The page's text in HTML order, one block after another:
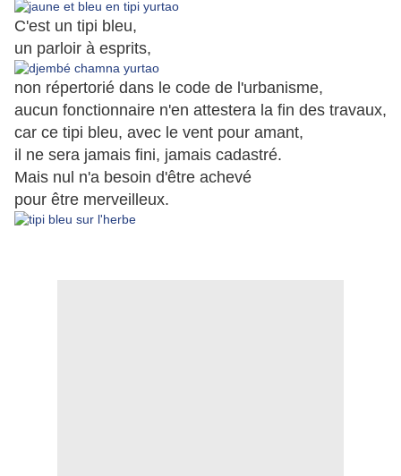
C'est un tipi bleu,
un parloir à esprits,
non répertorié dans le code de l'urbanisme,
aucun fonctionnaire n'en attestera la fin des travaux,
car ce tipi bleu, avec le vent pour amant,
il ne sera jamais fini, jamais cadastré.
Mais nul n'a besoin d'être achevé
pour être merveilleux.